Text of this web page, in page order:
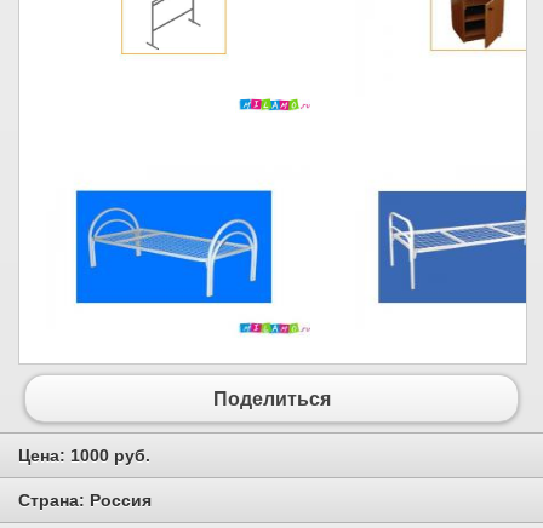
Поделиться
Цена: 1000 руб.
Страна: Россия